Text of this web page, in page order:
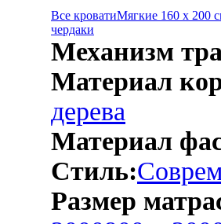
Все кроватиМягкие 160 х 200
чердаки
Механизм
Материал
дерева
Материал
Стиль:
Размер